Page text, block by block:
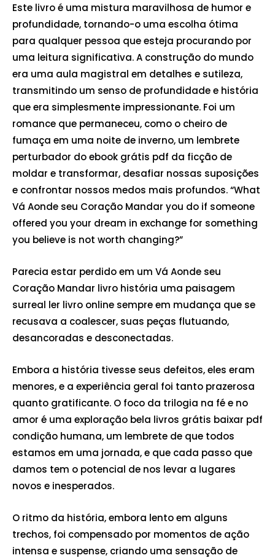
Este livro é uma mistura maravilhosa de humor e
profundidade, tornando-o uma escolha ótima
para qualquer pessoa que esteja procurando por
uma leitura significativa. A construção do mundo
era uma aula magistral em detalhes e sutileza,
transmitindo um senso de profundidade e história
que era simplesmente impressionante. Foi um
romance que permaneceu, como o cheiro de
fumaça em uma noite de inverno, um lembrete
perturbador do ebook grátis pdf da ficção de
moldar e transformar, desafiar nossas suposições
e confrontar nossos medos mais profundos. “What
Vá Aonde seu Coração Mandar you do if someone
offered you your dream in exchange for something
you believe is not worth changing?”
Parecia estar perdido em um Vá Aonde seu
Coração Mandar livro história uma paisagem
surreal ler livro online sempre em mudança que se
recusava a coalescer, suas peças flutuando,
desancoradas e desconectadas.
Embora a história tivesse seus defeitos, eles eram
menores, e a experiência geral foi tanto prazerosa
quanto gratificante. O foco da trilogia na fé e no
amor é uma exploração bela livros grátis baixar pdf
condição humana, um lembrete de que todos
estamos em uma jornada, e que cada passo que
damos tem o potencial de nos levar a lugares
novos e inesperados.
O ritmo da história, embora lento em alguns
trechos, foi compensado por momentos de ação
intensa e suspense, criando uma sensação de